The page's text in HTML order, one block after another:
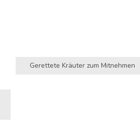
Gerettete Kräuter zum Mitnehmen